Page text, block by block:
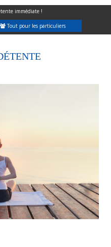
immédiate !
Tout pour les particuliers